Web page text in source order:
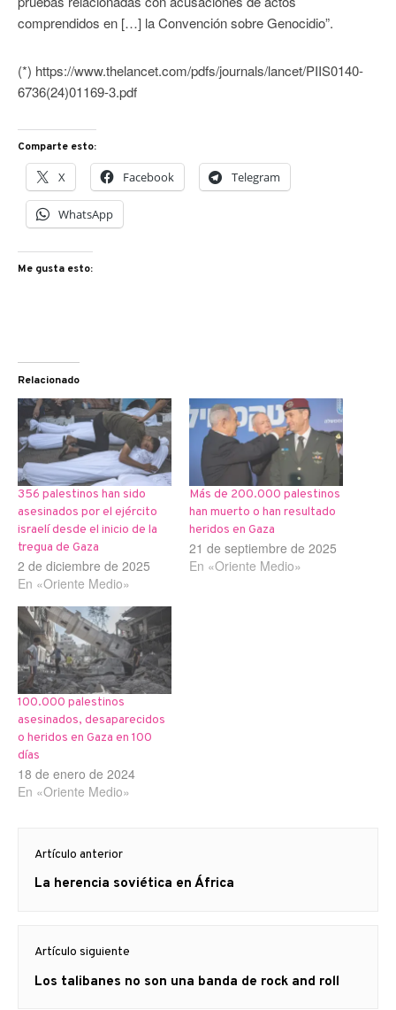
comprendidos en […] la Convención sobre Genocidio”.
(*) https://www.thelancet.com/pdfs/journals/lancet/PIIS0140-
6736(24)01169-3.pdf
Comparte esto:
X Facebook Telegram
WhatsApp
Me gusta esto:
Relacionado
356 palestinos han sido
asesinados por el ejército
israelí desde el inicio de la
tregua de Gaza
2 de diciembre de 2025
En «Oriente Medio»
Más de 200.000 palestinos
han muerto o han resultado
heridos en Gaza
21 de septiembre de 2025
En «Oriente Medio»
100.000 palestinos
asesinados, desaparecidos
o heridos en Gaza en 100
días
18 de enero de 2024
En «Oriente Medio»
de
entradas
Artículo anterior
Artículo
La herencia soviética en África
Artículo siguiente
Artículo
Los talibanes no son una banda de rock and roll